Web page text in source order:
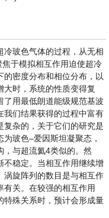
玻色气体的过程，从无相
焦于模拟相互作用迫使超冷
密度分布和相位分布，以
大时，系统的性质变得复
用最低朗道能级规范基波
我们结果获得的过程中富有
复杂的，关于它们的研究是
玻色–爱因斯坦凝聚态，
，与超流氦4类似的。然
不稳定。当相互作用继续增
涡旋阵列的数目是与相互作
有关。在较强的相互作用
特殊关系时，预计会形成量